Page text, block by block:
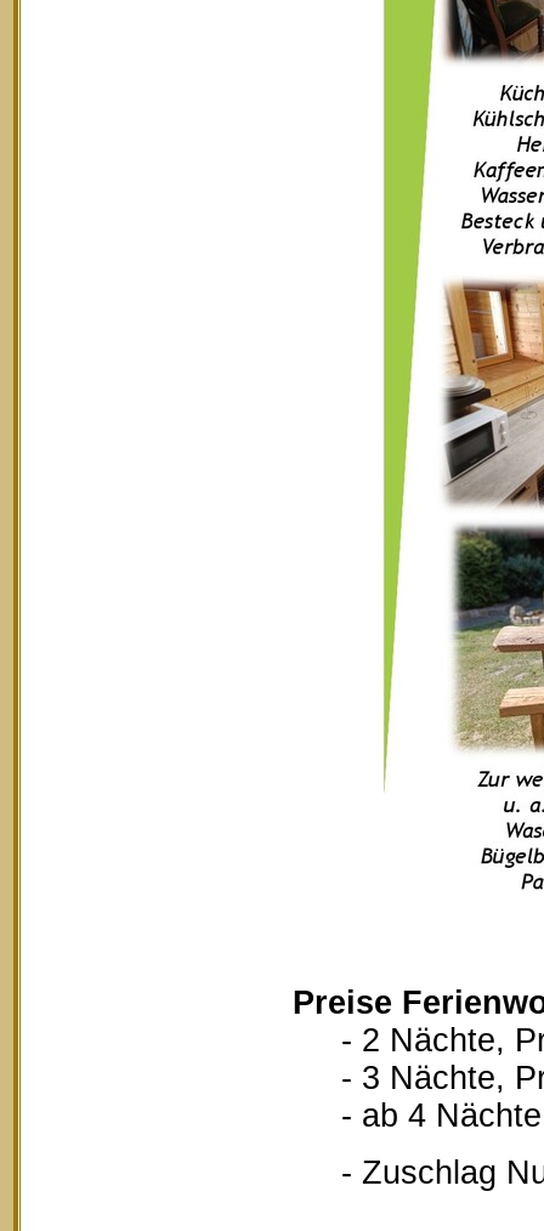
Preise
- 2 Nächte,
- 3 Nächte,
- ab 4 Nächte,
- Zuschlag